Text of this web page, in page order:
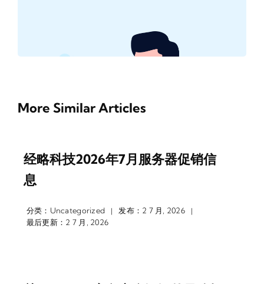
More Similar Articles
经略科技2026年7月服务器促销信
息
分类： Uncategorized | 发布：2 7 月, 2026
|
最后更新：2 7 月, 2026